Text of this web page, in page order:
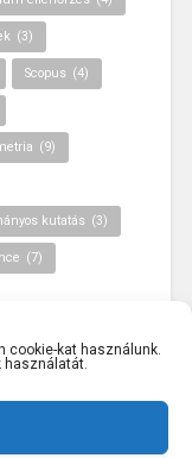
cookie-kat használunk.
használatát.
(3)
Scopus (4)
(9)
kutatás (3)
(7)